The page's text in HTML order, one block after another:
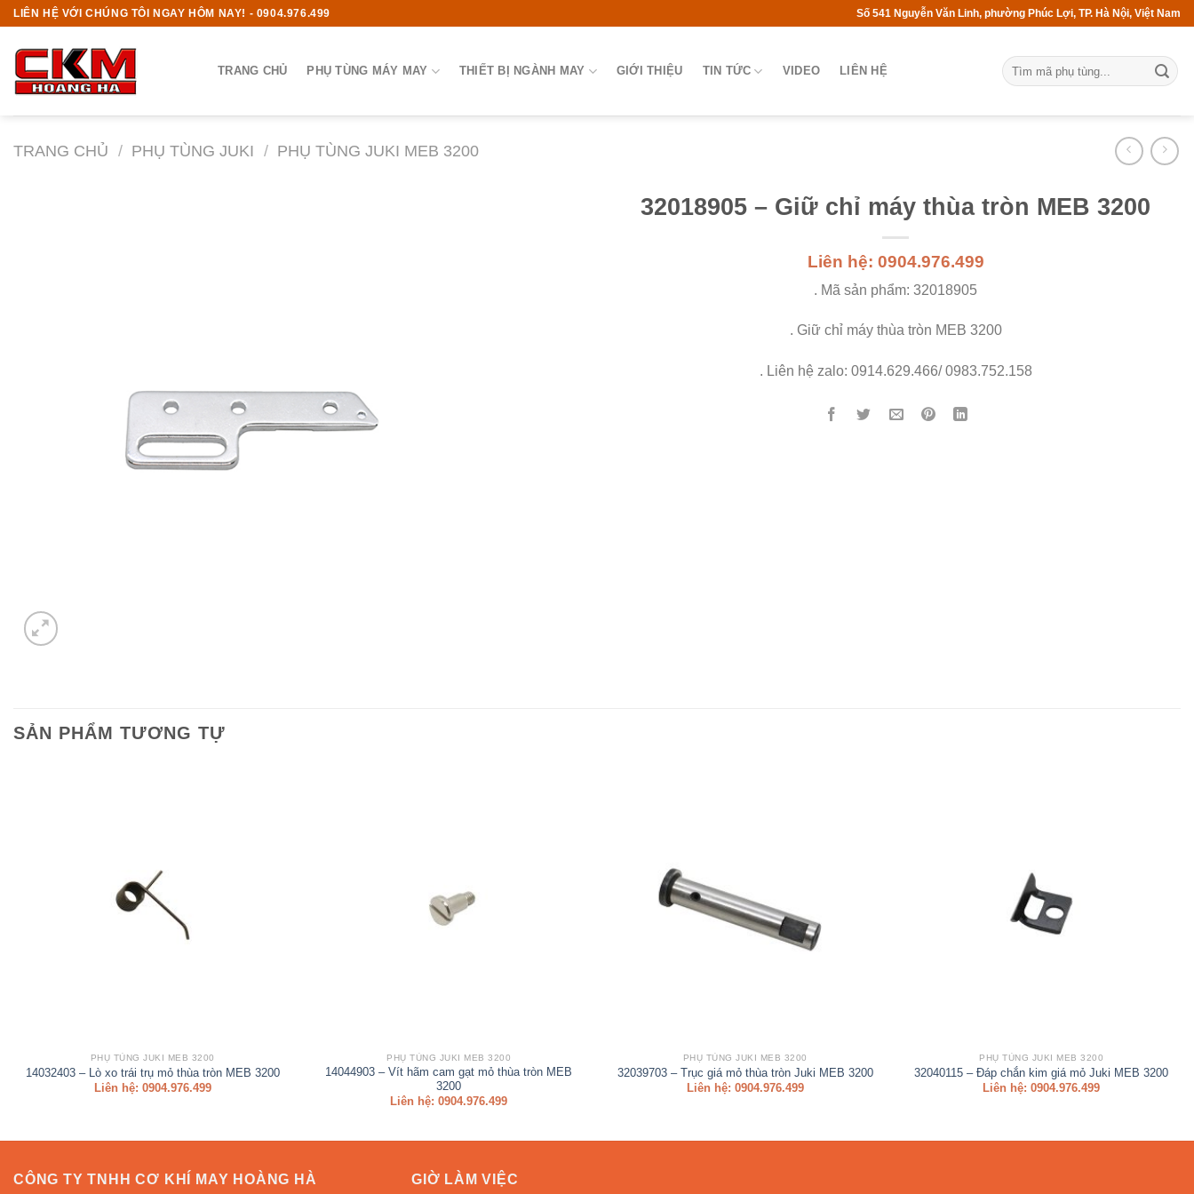
Skip
content
LIÊN HỆ VỚI CHÚNG TÔI NGAY HÔM NAY! - 0904.976.499 Số 541 Nguyễn Văn Linh, phường Phúc Lợi, TP. Hà Nội, Việt Nam
TRANG CHỦ PHỤ TÙNG MÁY MAY THIẾT BỊ NGÀNH MAY GIỚI THIỆU TIN TỨC VIDEO LIÊN HỆ
TRANG CHỦ / PHỤ TÙNG JUKI / PHỤ TÙNG JUKI MEB 3200
32018905 – Giữ chỉ máy thùa tròn MEB 3200
Liên hệ: 0904.976.499
. Mã sản phẩm: 32018905
. Giữ chỉ máy thùa tròn MEB 3200
. Liên hệ zalo: 0914.629.466/ 0983.752.158
SẢN PHẨM TƯƠNG TỰ
PHỤ TÙNG JUKI MEB 3200
14032403 – Lò xo trái trụ mỏ thùa tròn MEB 3200
Liên hệ: 0904.976.499
PHỤ TÙNG JUKI MEB 3200
14044903 – Vít hãm cam gạt mỏ thùa tròn MEB
3200
Liên hệ: 0904.976.499
PHỤ TÙNG JUKI MEB 3200
32039703 – Trục giá mỏ thùa tròn Juki MEB 3200
Liên hệ: 0904.976.499
PHỤ TÙNG JUKI MEB 3200
32040115 – Đáp chắn kim giá mỏ Juki MEB 3200
Liên hệ: 0904.976.499
CÔNG TY TNHH CƠ KHÍ MAY HOÀNG HÀ GIỜ LÀM VIỆC